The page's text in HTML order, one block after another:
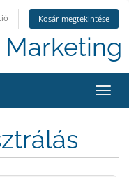
Kosár megtekintése
a